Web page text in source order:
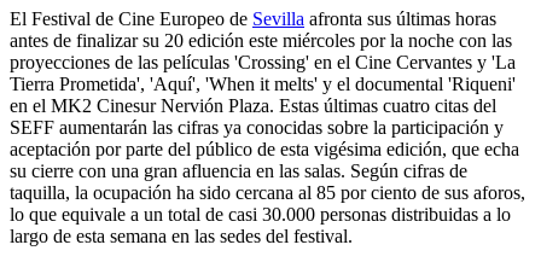
El Festival de Cine Europeo de Sevilla afronta sus últimas horas
antes de finalizar su 20 edición este miércoles por la noche con las
proyecciones de las películas 'Crossing' en el Cine Cervantes y 'La
Tierra Prometida', 'Aquí', 'When it melts' y el documental 'Riqueni'
en el MK2 Cinesur Nervión Plaza. Estas últimas cuatro citas del
SEFF aumentarán las cifras ya conocidas sobre la participación y
aceptación por parte del público de esta vigésima edición, que echa
su cierre con una gran afluencia en las salas. Según cifras de
taquilla, la ocupación ha sido cercana al 85 por ciento de sus aforos,
lo que equivale a un total de casi 30.000 personas distribuidas a lo
largo de esta semana en las sedes del festival.